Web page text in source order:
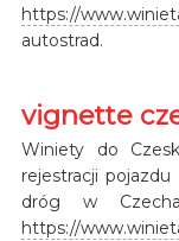
https://
autostrad.
vignette
Winiety do
rejestracji
dróg w
https://